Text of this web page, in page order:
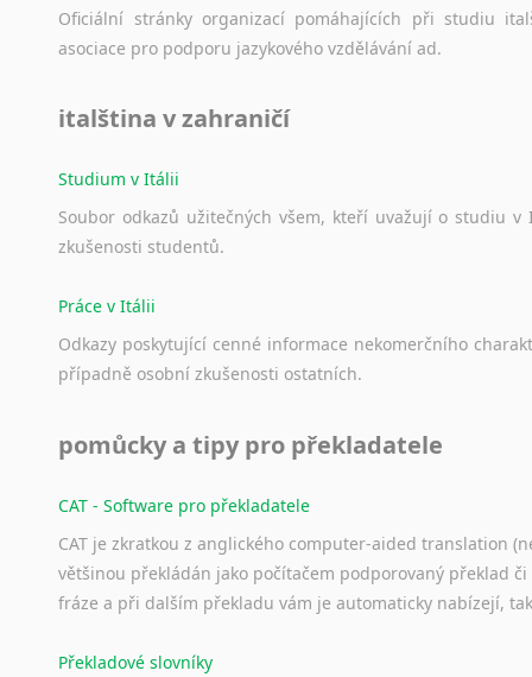
Oficiální stránky organizací pomáhajících při studiu
asociace pro podporu jazykového vzdělávání ad.
italština v zahraničí
Studium v Itálii
Soubor odkazů užitečných všem, kteří uvažují o studiu v
zkušenosti studentů.
Práce v Itálii
Odkazy poskytující cenné informace nekomerčního
případně osobní zkušenosti ostatních.
pomůcky a tipy pro překladatele
CAT - Software pro překladatele
CAT je zkratkou z anglického computer-aided translation
většinou překládán jako počítačem podporovaný překlad
fráze a při dalším překladu vám je automaticky nabízejí,
Překladové slovníky